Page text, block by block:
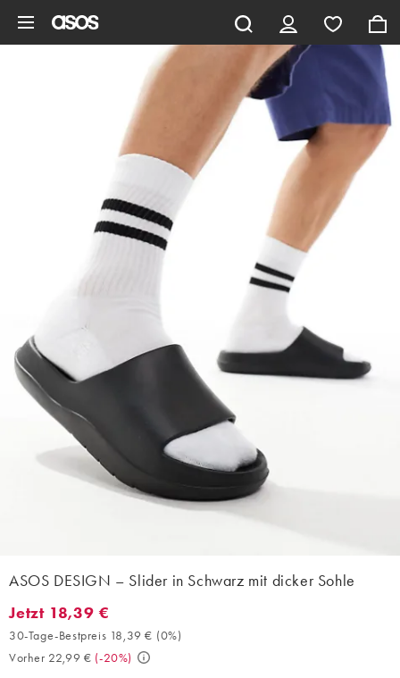
ASOS DESIGN – Slider in Schwarz mit dicker Sohle
Jetzt 18,39 €. 30-Tage-Bestpreis 18,39 € (0%). Vorher 22,99 €.
Jetzt 18,39 €
30-Tage-Bestpreis 18,39 € (0%)
Vorher 22,99 € (-20%)